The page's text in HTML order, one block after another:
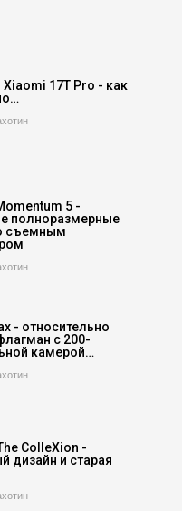
Xiaomi 17T Pro - как
5 -
полноразмерные
съемным
- относительно
с 200-
камерой…
ColleXion -
дизайн и старая